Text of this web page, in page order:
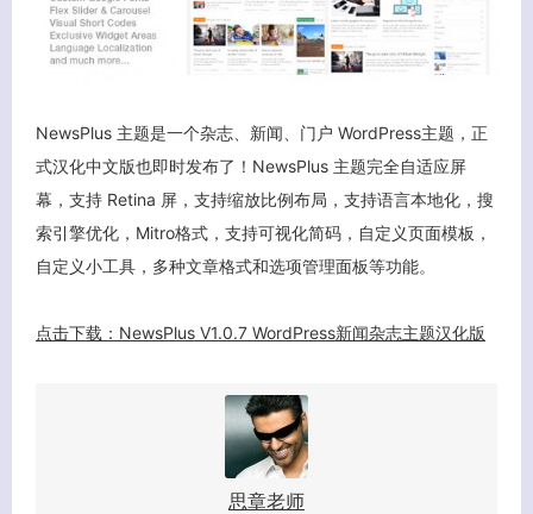
NewsPlus 主题是一个杂志、新闻、门户 WordPress主题，正
式汉化中文版也即时发布了！NewsPlus 主题完全自适应屏
幕，支持 Retina 屏，支持缩放比例布局，支持语言本地化，搜
索引擎优化，Mitro格式，支持可视化简码，自定义页面模板，
自定义小工具，多种文章格式和选项管理面板等功能。
点击下载：NewsPlus V1.0.7 WordPress新闻杂志主题汉化版
思章老师
客服小美